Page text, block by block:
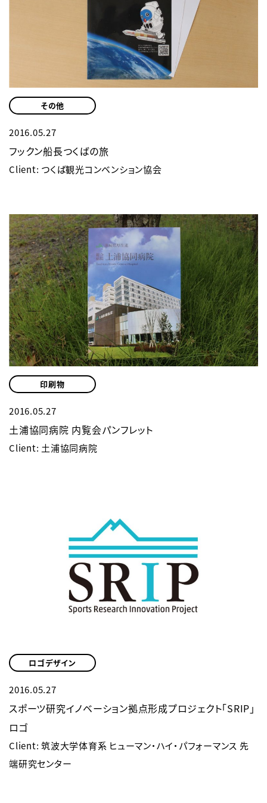
その他
2016.05.27
フックン船長つくばの旅
Client: つくば観光コンベンション協会
印刷物
2016.05.27
土浦協同病院 内覧会パンフレット
Client: 土浦協同病院
ロゴデザイン
2016.05.27
スポーツ研究イノベーション拠点形成プロジェクト「SRIP」
ロゴ
Client: 筑波大学体育系 ヒューマン・ハイ・パフォーマンス 先
端研究センター